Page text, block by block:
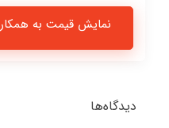
نمایش قیمت به همکار
دیدگاه‌ها